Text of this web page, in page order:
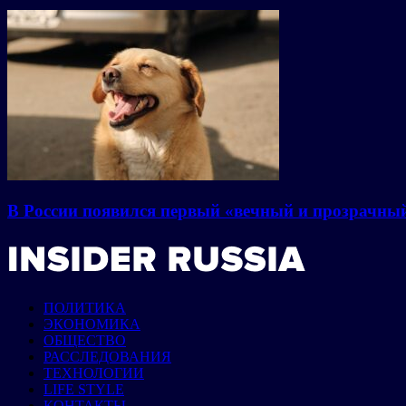
В России появился первый «вечный и
ПОЛИТИКА
ЭКОНОМИКА
ОБЩЕСТВО
РАССЛЕДОВАНИЯ
ТЕХНОЛОГИИ
LIFE STYLE